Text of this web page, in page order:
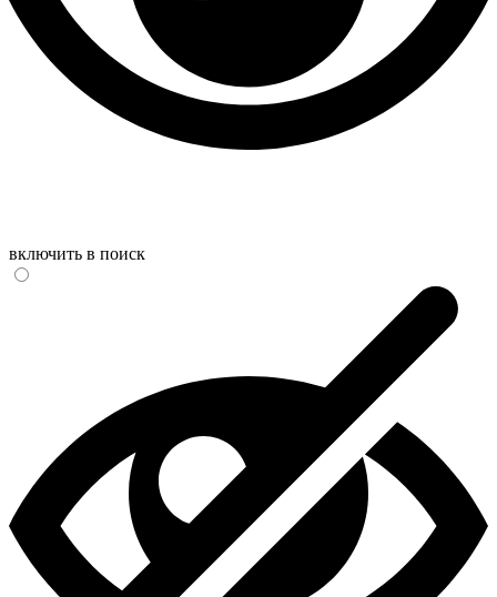
включить в поиск